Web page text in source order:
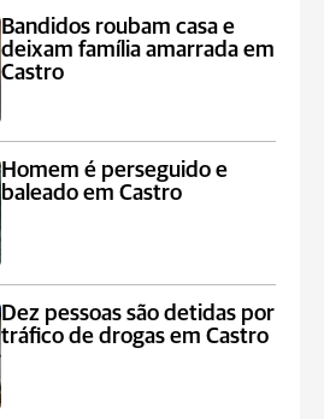
Bandidos roubam casa e
deixam família amarrada em
Castro
Homem é perseguido e
baleado em Castro
Dez pessoas são detidas por
tráfico de drogas em Castro